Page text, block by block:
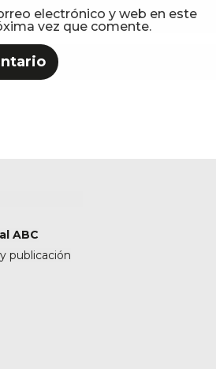
electrónico y web en este
vez que comente.
ABC
publicación